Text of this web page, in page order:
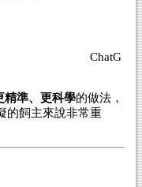
精準、更科學的做法，
的飼主來說非常重